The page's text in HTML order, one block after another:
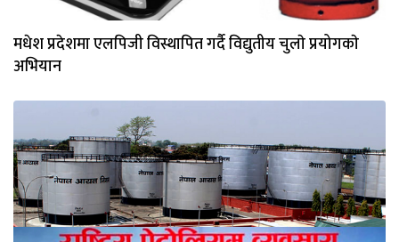
मधेश प्रदेशमा एलपिजी विस्थापित गर्दै विद्युतीय चुलाे प्रयोगकाे
अभियान